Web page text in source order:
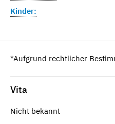
Kinder:
*Aufgrund rechtlicher
Vita
Nicht bekannt